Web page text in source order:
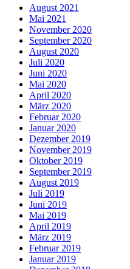
August 2021
Mai 2021
November 2020
September 2020
August 2020
Juli 2020
Juni 2020
Mai 2020
April 2020
März 2020
Februar 2020
Januar 2020
Dezember 2019
November 2019
Oktober 2019
September 2019
August 2019
Juli 2019
Juni 2019
Mai 2019
April 2019
März 2019
Februar 2019
Januar 2019